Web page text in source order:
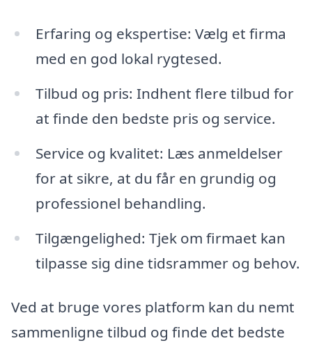
Erfaring og ekspertise: Vælg et firma
med en god lokal rygtesed.
Tilbud og pris: Indhent flere tilbud for
at finde den bedste pris og service.
Service og kvalitet: Læs anmeldelser
for at sikre, at du får en grundig og
professionel behandling.
Tilgængelighed: Tjek om firmaet kan
tilpasse sig dine tidsrammer og behov.
Ved at bruge vores platform kan du nemt
sammenligne tilbud og finde det bedste